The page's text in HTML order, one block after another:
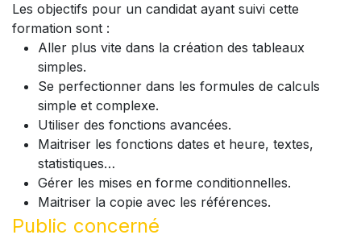
Les objectifs pour un candidat ayant suivi cette
formation sont :
Aller plus vite dans la création des tableaux
simples.
Se perfectionner dans les formules de calculs
simple et complexe.
Utiliser des fonctions avancées.
Maitriser les fonctions dates et heure, textes,
statistiques…
Gérer les mises en forme conditionnelles.
Maitriser la copie avec les références.
Public concerné